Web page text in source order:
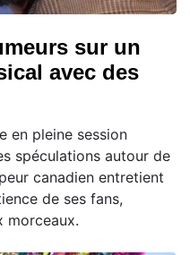
sur un
avec des
en pleine session
spéculations autour de
canadien entretient
de ses fans,
morceaux.